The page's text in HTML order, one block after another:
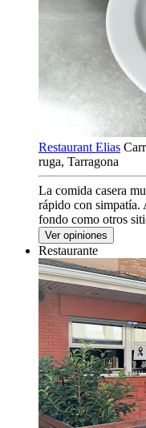
Restaurant Elias
ruga, Tarragona
La comida casera
rápido con
fondo como otros
Ver opiniones
Restaurante